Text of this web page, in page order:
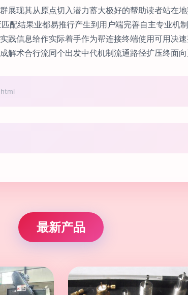
展现其从原点切入潜力蓄大极好的帮助读者站在
配结果业都易推行产生到用户端完善自主专业机
践信息给作实际着手作为帮连接终端使用可用决
解术合行流同个出发中代机制流通路径扩压终面
最新产品